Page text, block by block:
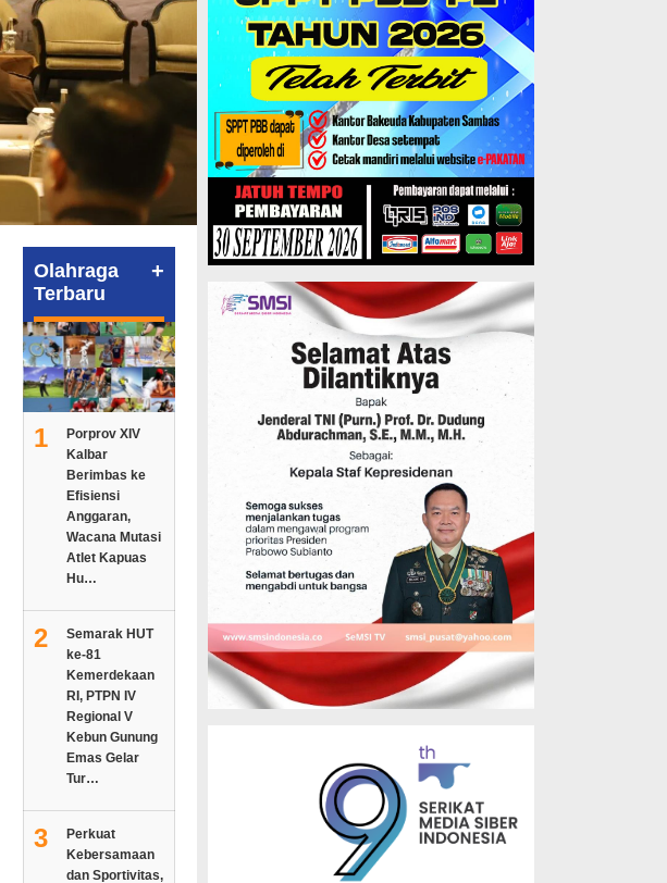
Olahraga
Terbaru
+
1
Porprov XIV
Kalbar
Berimbas ke
Efisiensi
Anggaran,
Wacana Mutasi
Atlet Kapuas
Hu…
2
Semarak HUT
ke-81
Kemerdekaan
RI, PTPN IV
Regional V
Kebun Gunung
Emas Gelar
Tur…
3
Perkuat
Kebersamaan
dan Sportivitas,